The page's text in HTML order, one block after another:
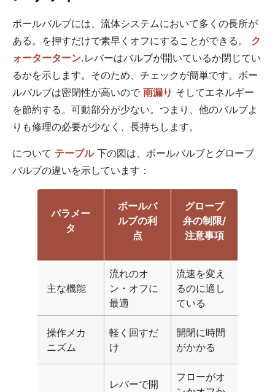
ボールバルブには、流体システムにおいて多くの長所が
ある。を押すだけで素早くオフにすることができる。 ク
ォーターターン.レバーはバルブが開いているか閉じてい
るかを示します。そのため、チェックが簡単です。ボー
ルバルブは密閉性が高いので 雨漏り そしてエネルギー
を節約する。可動部分が少ない。つまり、他のバルブよ
りも修理の必要が少なく、長持ちします。
について テーブル下の図は、ボールバルブとグローブ
バルブの違いを示しています：
パラメー
タ
ボールバ
ルブの利
点
グローブ
弁の制限/
注意事項
主な機能
流れのオ
ン・オフに
最適
流速を変え
るのに適し
ている
操作メカ
ニズム
軽く回すだ
け
開閉に時間
がかかる
レバーで開
フローがオ